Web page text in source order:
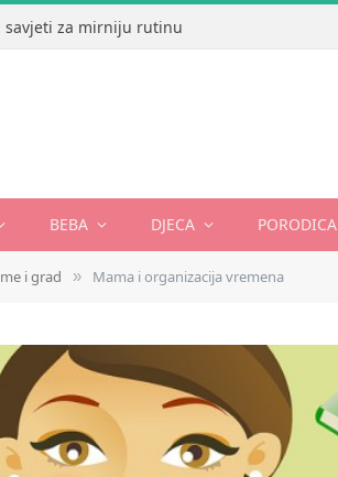
savjeti za mirniju rutinu
BEBA DJECA PORODICA
i grad » Mama i organizacija vremena